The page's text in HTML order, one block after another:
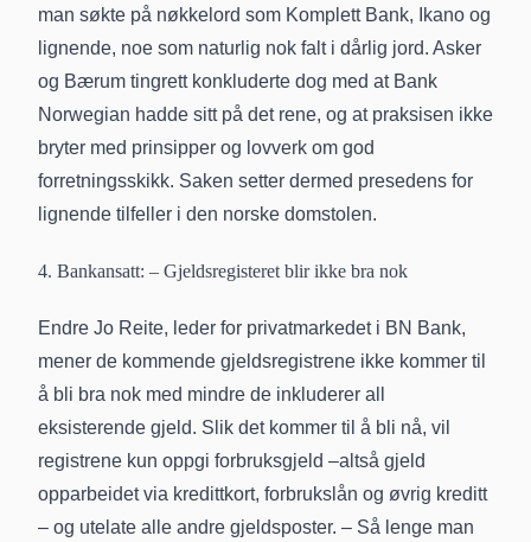
man søkte på nøkkelord som Komplett Bank, Ikano og
lignende, noe som naturlig nok falt i dårlig jord. Asker
og Bærum tingrett konkluderte dog med at Bank
Norwegian hadde sitt på det rene, og at praksisen ikke
bryter med prinsipper og lovverk om god
forretningsskikk. Saken setter dermed presedens for
lignende tilfeller i den norske domstolen.
4. Bankansatt: – Gjeldsregisteret blir ikke bra nok
Endre Jo Reite, leder for privatmarkedet i BN Bank,
mener de kommende gjeldsregistrene ikke kommer til
å bli bra nok med mindre de inkluderer all
eksisterende gjeld. Slik det kommer til å bli nå, vil
registrene kun oppgi forbruksgjeld –altså gjeld
opparbeidet via kredittkort, forbrukslån og øvrig kreditt
– og utelate alle andre gjeldsposter. – Så lenge man